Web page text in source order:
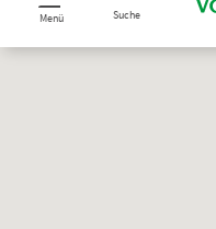
Menü Suche